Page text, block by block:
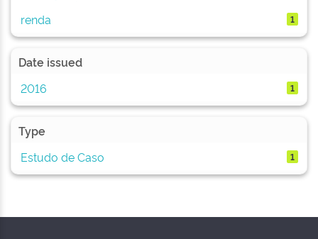
renda 1
Date issued
2016
1
Type
Estudo de Caso
1